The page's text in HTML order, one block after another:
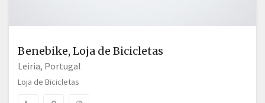
Benebike, Loja de Bicicletas
Leiria, Portugal
Loja de Bicicletas